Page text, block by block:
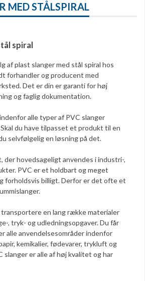
MED STÅLSPIRAL
spiral
af plast slanger med stål spiral hos
forhandler og producent med
Det er din er garanti for høj
og faglig dokumentation.
alle typer af PVC slanger
du have tilpasset et produkt til en
selvfølgelig en løsning på det.
der hovedsageligt anvendes i industri-,
PVC er et holdbart og meget
forholdsvis billigt. Derfor er det ofte et
en lang række materialer
, tryk- og udledningsopgaver. Du får
alle anvendelsesområder indenfor
kemikalier, fødevarer, trykluft og
slanger er alle af høj kvalitet og har